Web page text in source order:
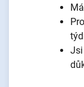
Jsi